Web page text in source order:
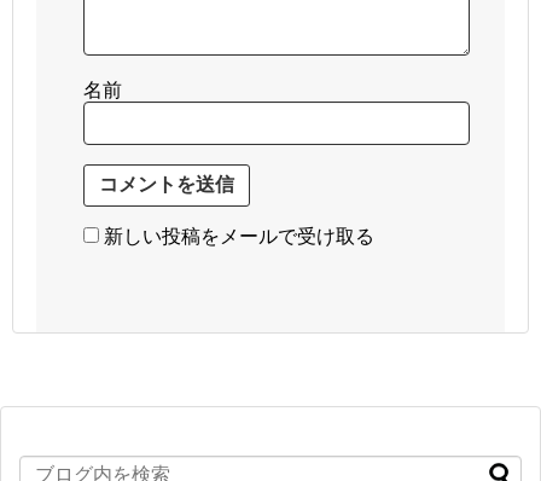
名前
新しい投稿をメールで受け取る